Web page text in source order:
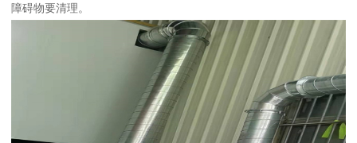
障碍物要清理。